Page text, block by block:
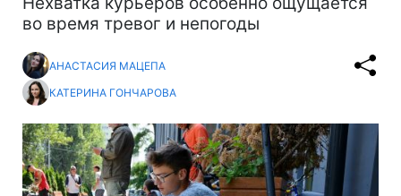
во время тревог и непогоды
АНАСТАСИЯ МАЦЕПА
КАТЕРИНА ГОНЧАРОВА